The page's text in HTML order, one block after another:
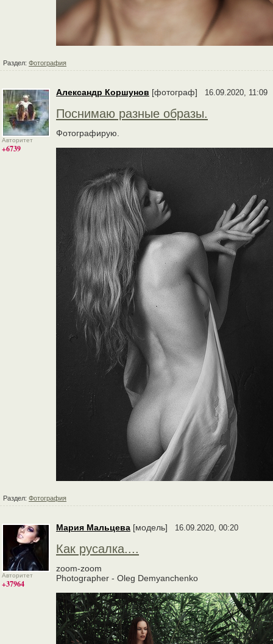
Раздел: Фотография
Авторитет
+6739
Александр Коршунов [фотограф] 16.09.2020, 11:09
Поснимаю разные образы.
Фотографирую.
Раздел: Фотография
Авторитет
+37964
Мария Мальцева [модель] 16.09.2020, 00:20
Как русалка....
zoom-zoom
Photographer - Oleg Demyanchenko